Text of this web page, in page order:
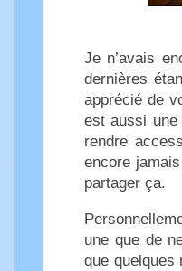
Je n’avais
dernières
apprécié de
est aussi une
rendre
encore
partager ça.
une que de
que quelques